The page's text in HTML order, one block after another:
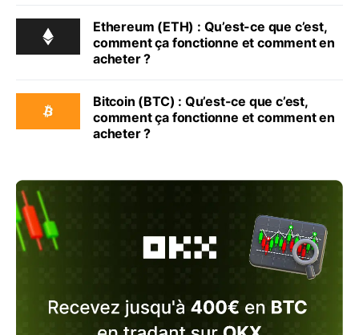
Ethereum (ETH) : Qu’est-ce que c’est,
comment ça fonctionne et comment en
acheter ?
Bitcoin (BTC) : Qu’est-ce que c’est,
comment ça fonctionne et comment en
acheter ?